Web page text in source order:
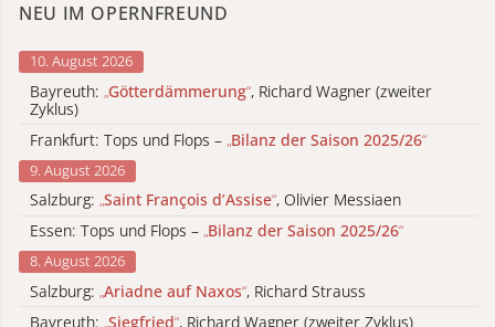
NEU IM OPERNFREUND
10. August 2026
Bayreuth: „Götterdämmerung“, Richard Wagner (zweiter
Zyklus)
Frankfurt: Tops und Flops – „Bilanz der Saison 2025/26“
9. August 2026
Salzburg: „Saint François d’Assise“, Olivier Messiaen
Essen: Tops und Flops – „Bilanz der Saison 2025/26“
8. August 2026
Salzburg: „Ariadne auf Naxos“, Richard Strauss
Bayreuth: „Siegfried“, Richard Wagner (zweiter Zyklus)